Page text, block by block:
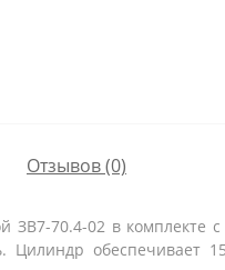
Отзывов (0)
70.4-02 в комплекте
обеспечивает